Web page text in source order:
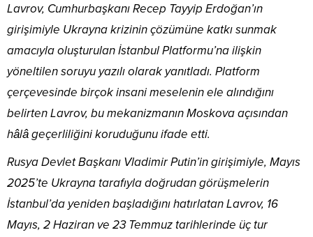
Lavrov, Cumhurbaşkanı Recep Tayyip Erdoğan’ın
girişimiyle Ukrayna krizinin çözümüne katkı sunmak
amacıyla oluşturulan İstanbul Platformu’na ilişkin
yöneltilen soruyu yazılı olarak yanıtladı. Platform
çerçevesinde birçok insani meselenin ele alındığını
belirten Lavrov, bu mekanizmanın Moskova açısından
hâlâ geçerliliğini koruduğunu ifade etti.
Rusya Devlet Başkanı Vladimir Putin’in girişimiyle, Mayıs
2025’te Ukrayna tarafıyla doğrudan görüşmelerin
İstanbul’da yeniden başladığını hatırlatan Lavrov, 16
Mayıs, 2 Haziran ve 23 Temmuz tarihlerinde üç tur